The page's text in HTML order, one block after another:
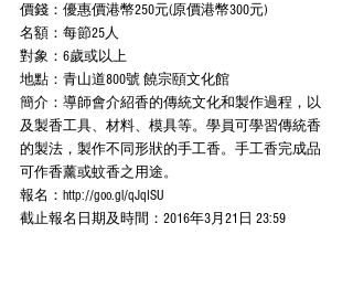
價錢：優惠價港幣250元(原價港幣300元)
名額：每節25人
對象：6歲或以上
地點：青山道800號 饒宗頤文化館
簡介：導師會介紹香的傳統文化和製作過程，以
及製香工具、材料、模具等。學員可學習傳統香
的製法，製作不同形狀的手工香。手工香完成品
可作香薰或蚊香之用途。
報名：http://goo.gl/qJqISU
截止報名日期及時間：2016年3月21日 23:59